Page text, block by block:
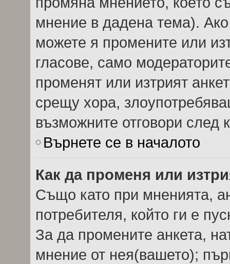
мнение в дадена тема). Ако
можете я промените или
гласове, само
променят или изтрият
срещу хора,
възможните отговори след
Върнете се в началото
Как да променя или
Също като при мненията,
потребителя, който ги е
За да промените анкета,
мнение от нея(вашето);